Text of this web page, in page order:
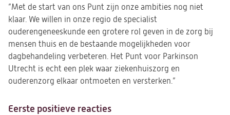
”Met de start van ons Punt zijn onze ambities nog niet
klaar. We willen in onze regio de specialist
ouderengeneeskunde een grotere rol geven in de zorg bij
mensen thuis en de bestaande mogelijkheden voor
dagbehandeling verbeteren. Het Punt voor Parkinson
Utrecht is echt een plek waar ziekenhuiszorg en
ouderenzorg elkaar ontmoeten en versterken.”
Eerste positieve reacties